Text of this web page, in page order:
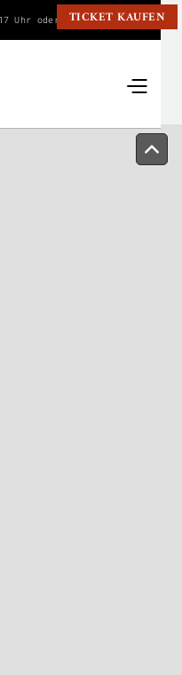
Uhr oder wie angegeben.
TICKET KAUFEN